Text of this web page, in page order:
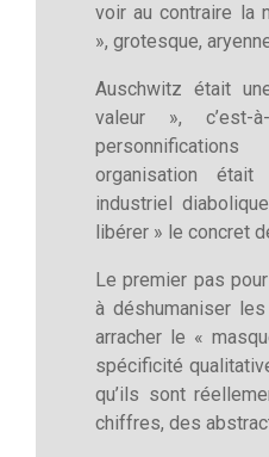
voir au contraire la
», grotesque,
Auschwitz était
valeur »,
organisation était
industriel
libérer » le concret
Le premier pas
à déshumaniser
arracher le «
spécificité
qu’ils sont
chiffres, des